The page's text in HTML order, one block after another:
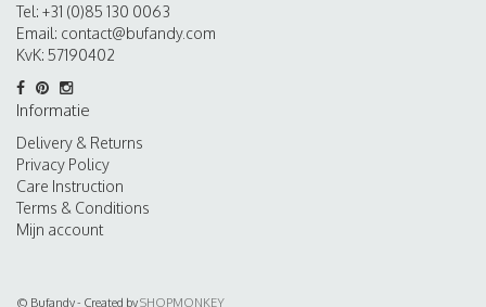
Tel: +31 (0)85 130 0063
Email: contact@bufandy.com
KvK: 57190402
Informatie
Delivery & Returns
Privacy Policy
Care Instruction
Terms & Conditions
Mijn account
© Bufandy - Created bySHOPMONKEY